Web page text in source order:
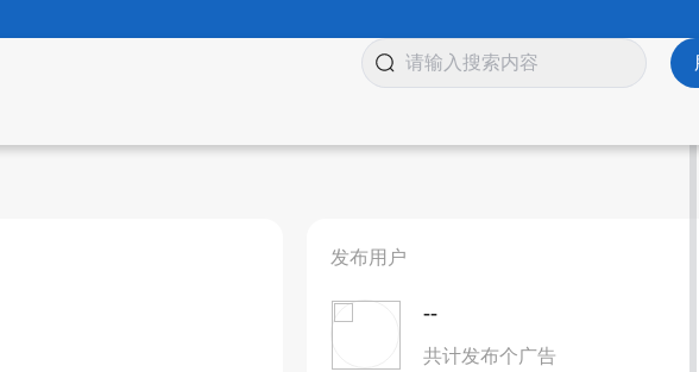
发布用户
--
共计发布个广告